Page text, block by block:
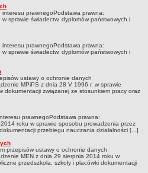
interesu prawnegoPodstawa prawna:
sprawie świadectw, dyplomów państwowych i
interesu prawnegoPodstawa prawna:
sprawie świadectw, dyplomów państwowych i
ustawy o ochronie danych
MPiPS z dnia 28 V 1996 r. w sprawie
dokumentacji związanej ze stosunkiem pracy oraz
prawnegoPodstawa prawna:
roku w sprawie sposobu prowadzenia przez
przebiegu nauczania działalności [...]
przepisów ustawy o ochronie danych
MEN z dnia 29 sierpnia 2014 roku w
przedszkola, szkoły i placówki dokumentacji